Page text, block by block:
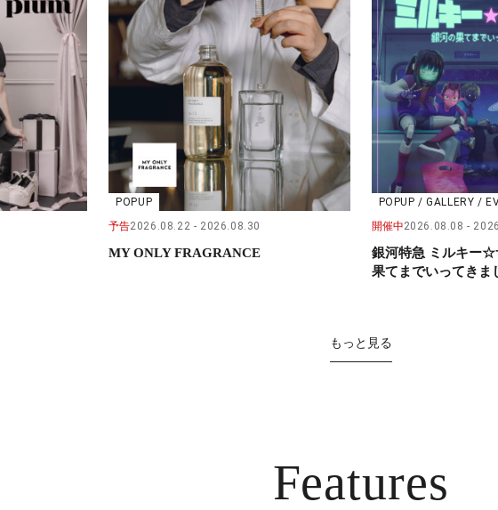
POPUP
予告2026.08.22 2026.08.30
MY ONLY FRAGRANCE
POPUP / GALLERY /
開催中2026.08.08
銀河特急 ミルキー☆
果てまでいってきま
もっと見る
Features